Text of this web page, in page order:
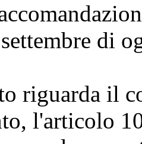
di
riguarda il
l'articolo